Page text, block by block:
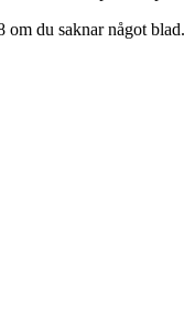
om du saknar något blad.